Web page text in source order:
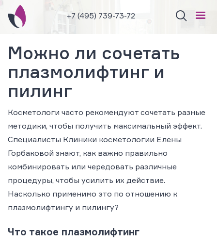
+7 (495) 739-73-72
Можно ли сочетать
плазмолифтинг и
пилинг
Косметологи часто рекомендуют сочетать разные
методики, чтобы получить максимальный эффект.
Специалисты Клиники косметологии Елены
Горбаковой знают, как важно правильно
комбинировать или чередовать различные
процедуры, чтобы усилить их действие.
Насколько применимо это по отношению к
плазмолифтингу и пилингу?
Что такое плазмолифтинг